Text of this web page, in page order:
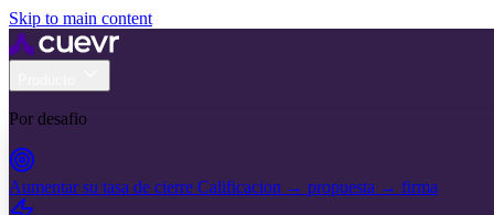
Skip to main content
Por desafio
Aumentar su tasa de cierre Calificacion → propuesta → firma